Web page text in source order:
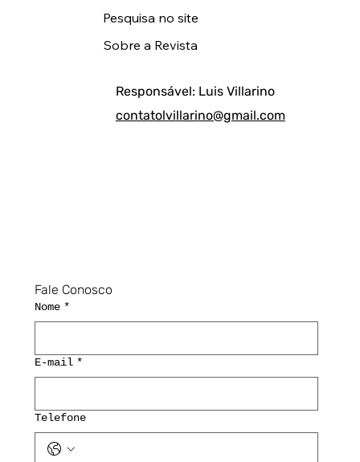
Fale Conosco
Nome *
E-mail *
Telefone
Responsável: Luis Villarino
contatolvillarino@gmail.com
Pesquisa no site
Sobre a Revista